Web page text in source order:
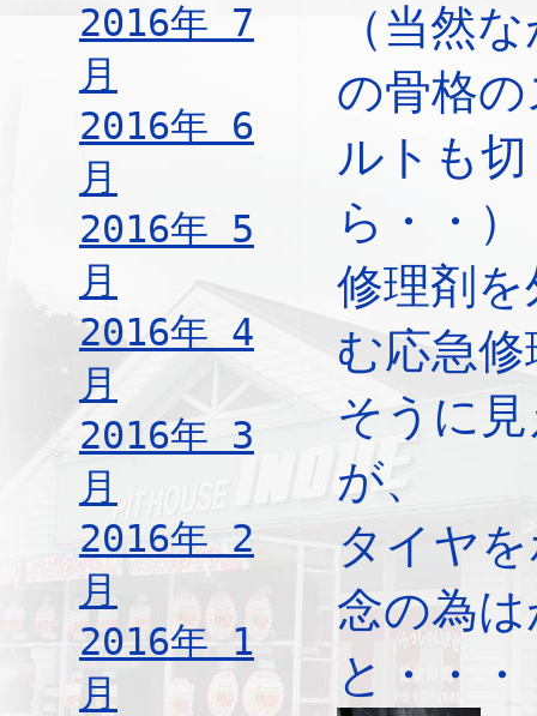
2016年 7
月
2016年 6
月
2016年 5
月
2016年 4
月
2016年 3
月
2016年 2
月
2016年 1
月
（当然
の骨格
ルトも
ら・・）
修理剤
む応急
そうに
が、
タイヤ
念の為
と・・・